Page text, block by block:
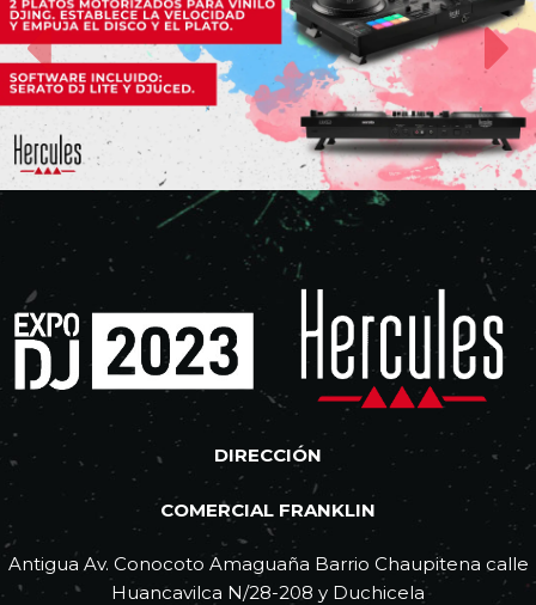
DIRECCIÓN
COMERCIAL FRANKLIN
Antigua Av. Conocoto Amaguaña Barrio Chaupitena calle
Huancavilca N/28-208 y Duchicela